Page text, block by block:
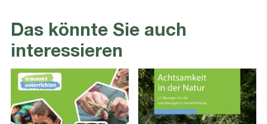
Das könnte Sie auch
interessieren